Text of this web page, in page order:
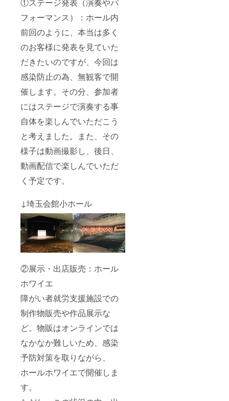
①ステージ発表（演奏やパ
フォーマンス）：ホール内
前回のように、本当は多く
のお客様に発表を見ていた
だきたいのですが、今回は
感染防止の為、無観客で開
催します。その分、参加者
にはステージで演奏する事
自体を楽しんでいただこう
と考えました。また、その
様子は動画撮影し、後日、
動画配信で楽しんでいただ
く予定です。
↓埼玉会館小ホール
②展示・出店販売：ホール
ホワイエ
障がい者就労支援施設での
制作物販売や作品展示な
ど。物販はオンラインでは
なかなか難しいため、感染
予防対策を取りながら、
ホールホワイエで開催しま
す。